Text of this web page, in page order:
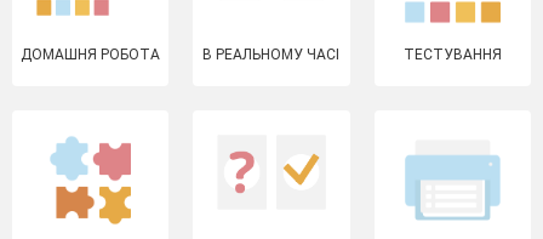
ДОМАШНЯ РОБОТА В РЕАЛЬНОМУ ЧАСІ ТЕСТУВАННЯ